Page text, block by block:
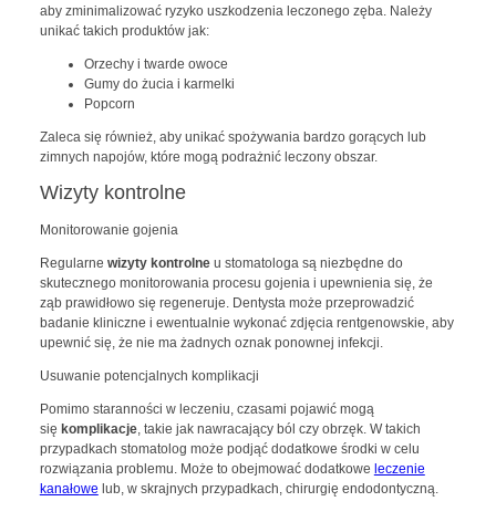
aby zminimalizować ryzyko uszkodzenia leczonego zęba. Należy
unikać takich produktów jak:
Orzechy i twarde owoce
Gumy do żucia i karmelki
Popcorn
Zaleca się również, aby unikać spożywania bardzo gorących lub
zimnych napojów, które mogą podrażnić leczony obszar.
Wizyty kontrolne
Monitorowanie gojenia
Regularne wizyty kontrolneu stomatologa są niezbędne do
skutecznego monitorowania procesu gojenia i upewnienia się, że
ząb prawidłowo się regeneruje. Dentysta może przeprowadzić
badanie kliniczne i ewentualnie wykonać zdjęcia rentgenowskie, aby
upewnić się, że nie ma żadnych oznak ponownej infekcji.
Usuwanie potencjalnych komplikacji
Pomimo staranności w leczeniu, czasami pojawić mogą
się komplikacje, takie jak nawracający ból czy obrzęk. W takich
przypadkach stomatolog może podjąć dodatkowe środki w celu
rozwiązania problemu. Może to obejmować dodatkowe leczenie
kanałowe lub, w skrajnych przypadkach, chirurgię endodontyczną.